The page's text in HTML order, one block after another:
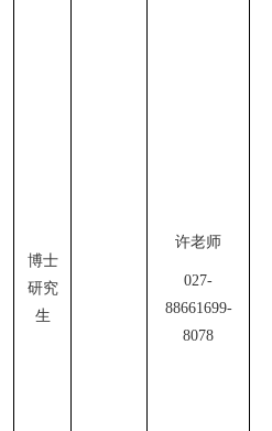
博士
研究
生
许老师
027-
88661699-
8078